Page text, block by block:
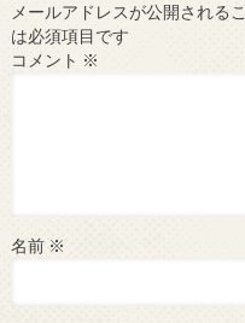
メールアドレスが公開される
は必須項目です
コメント ※
名前 ※